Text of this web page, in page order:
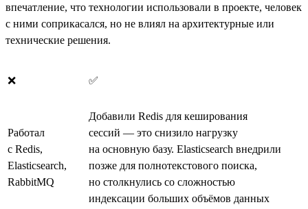
впечатление, что технологии использовали в проекте, человек
с ними соприкасался, но не влиял на архитектурные или
технические решения.
❌ ✅
Работал
с Redis,
Elasticsearch,
RabbitMQ
Добавили Redis для кеширования
сессий — это снизило нагрузку
на основную базу. Elasticsearch внедрили
позже для полнотекстового поиска,
но столкнулись со сложностью
индексации больших объёмов данных